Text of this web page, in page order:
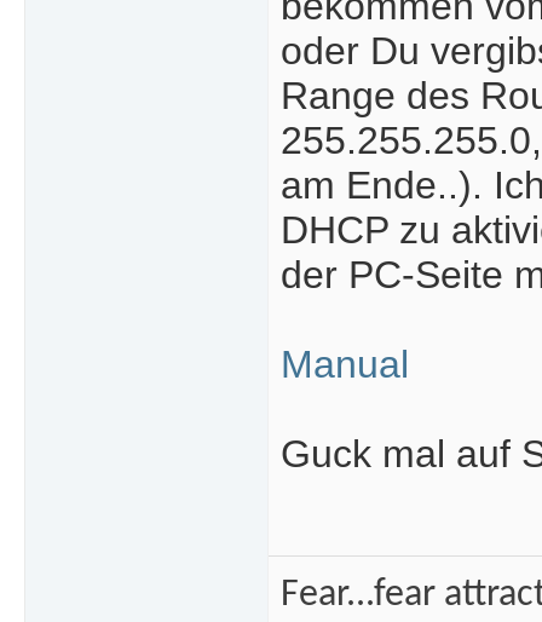
oder Du
Range des
am Ende..).
DHCP zu
der PC-Seite
Manual
Guck mal auf
Fear...fear